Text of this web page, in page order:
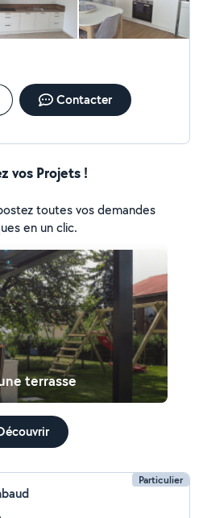
Contacter
vos Projets !
toutes vos demandes
en un clic.
terrasse
Particulier